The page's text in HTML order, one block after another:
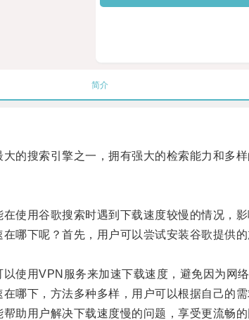
简介
搜索引擎之一，拥有强大的检索能力和多样
用谷歌搜索时遇到下载速度较慢的情况，影
下呢？首先，用户可以尝试安装谷歌提供
用VPN服务来加速下载速度，避免因为网络
下，方法多种多样，用户可以根据自己的需
用户解决下载速度慢的问题，享受更流畅的